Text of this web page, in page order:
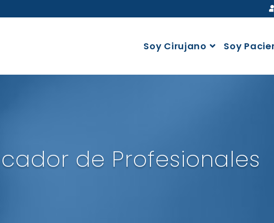
Soy Cirujano Soy
de Profesionales